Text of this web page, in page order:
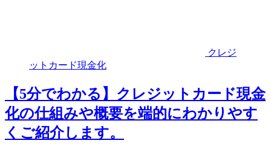
クレジ
ットカード現金化
【5分でわかる】クレジットカード現金
化の仕組みや概要を端的にわかりやす
くご紹介します。